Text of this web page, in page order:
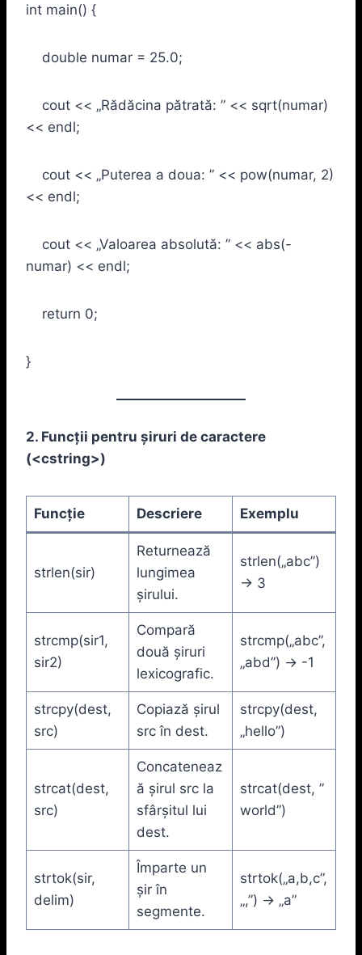
int main() {
double numar = 25.0;
cout << „Rădăcina pătrată: ” << sqrt(numar)
<< endl;
cout << „Puterea a doua: ” << pow(numar, 2)
<< endl;
cout << „Valoarea absolută: ” << abs(-
numar) << endl;
return 0;
}
2. Funcții pentru șiruri de caractere
(<cstring>)
Funcție Descriere Exemplu
strlen(sir)
Returnează
lungimea
șirului.
strlen(„abc”)
-> 3
strcmp(sir1,
sir2)
Compară
două șiruri
lexicografic.
strcmp(„abc”,
„abd”) -> -1
strcpy(dest,
src)
Copiază șirul
src în dest.
strcpy(dest,
„hello”)
strcat(dest,
src)
Concateneaz
ă șirul src la
sfârșitul lui
dest.
strcat(dest, ”
world”)
strtok(sir,
delim)
Împarte un
șir în
segmente.
strtok(„a,b,c”,
„,”) -> „a”